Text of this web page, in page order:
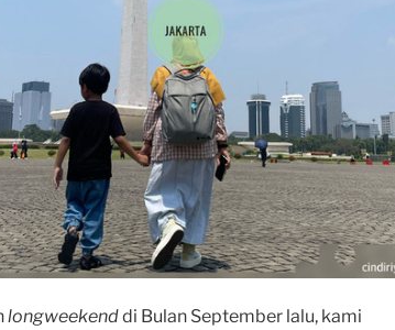
longweekenddi Bulan September lalu, kami